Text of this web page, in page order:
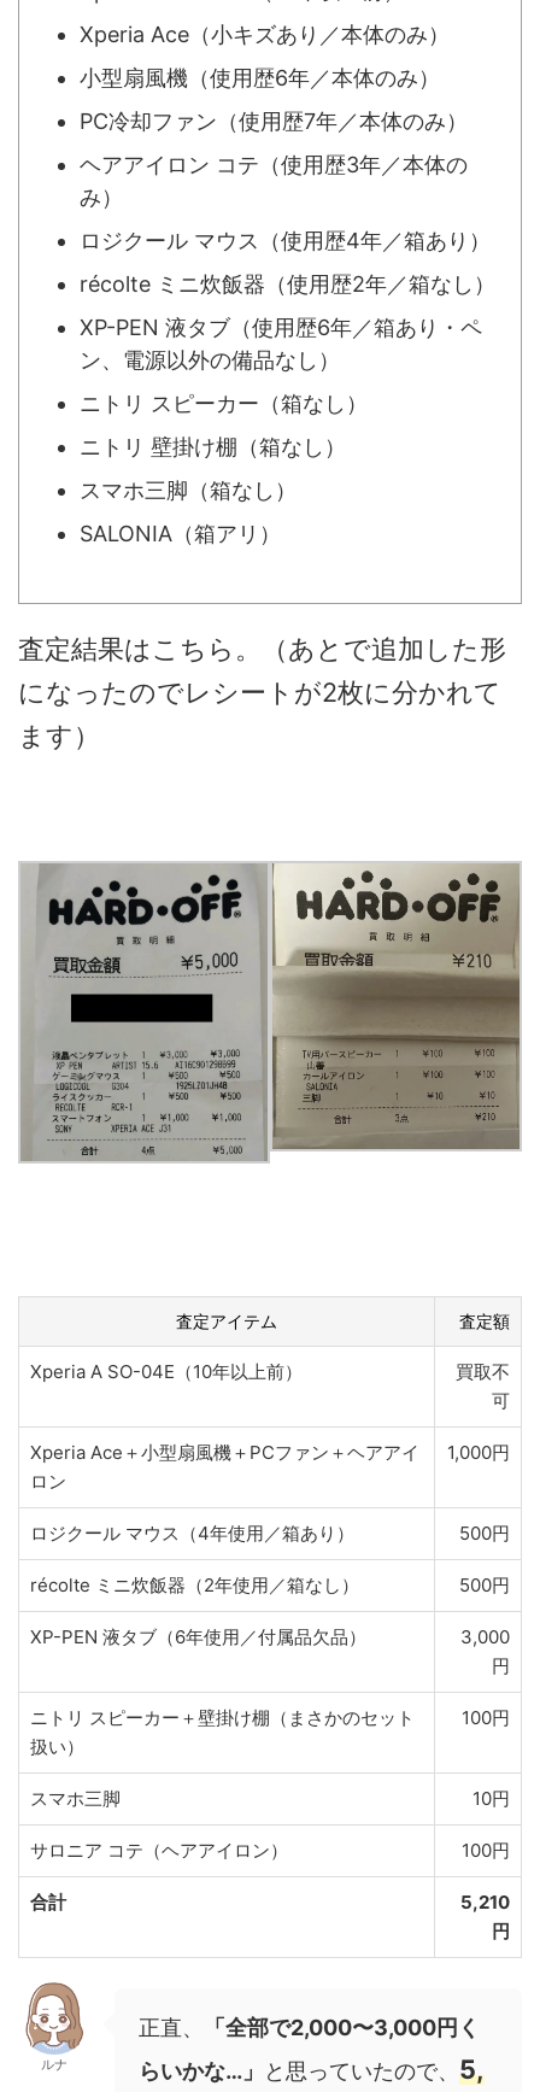
Xperia Ace（小キズあり／本体のみ）
小型扇風機（使用歴6年／本体のみ）
PC冷却ファン（使用歴7年／本体のみ）
ヘアアイロン コテ（使用歴3年／本体の
み）
ロジクール マウス（使用歴4年／箱あり）
récolte ミニ炊飯器（使用歴2年／箱なし）
XP-PEN 液タブ（使用歴6年／箱あり・ペ
ン、電源以外の備品なし）
ニトリ スピーカー（箱なし）
ニトリ 壁掛け棚（箱なし）
スマホ三脚（箱なし）
SALONIA（箱アリ）
査定結果はこちら。（あとで追加した形
になったのでレシートが2枚に分かれて
ます）
査定アイテム 査定額
Xperia A SO-04E（10年以上前）
買取不
可
Xperia Ace＋小型扇風機＋PCファン＋ヘアアイ
ロン
1,000円
ロジクール マウス（4年使用／箱あり） 500円
récolte ミニ炊飯器（2年使用／箱なし） 500円
XP-PEN 液タブ（6年使用／付属品欠品）
3,000
円
ニトリ スピーカー＋壁掛け棚（まさかのセット
扱い）
100円
スマホ三脚 10円
サロニア コテ（ヘアアイロン） 100円
合計
5,210
円
ルナ
正直、
「全部で2,000〜3,000円く
らいかな…」
と思っていたので、 5,